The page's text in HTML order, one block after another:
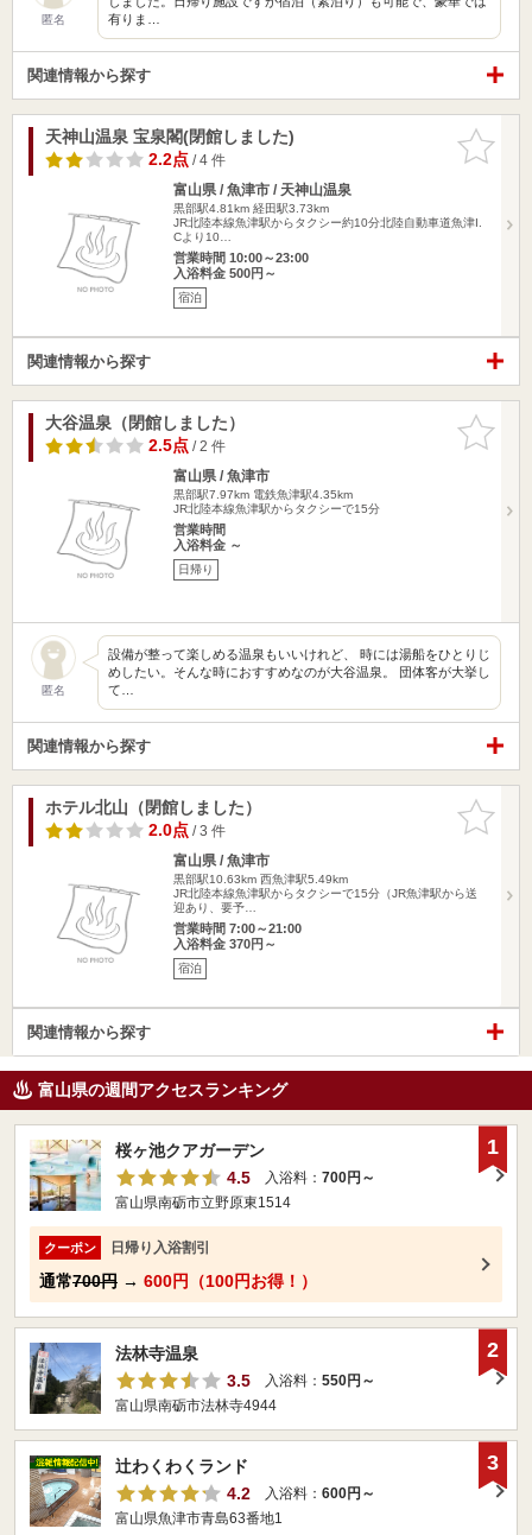
匿名
有りま…
関連情報から探す
お気に入
りに追加
天神山温泉 宝泉閣(閉館しました)
2.2点/ 4 件
富山県 / 魚津市 / 天神山温泉
黒部駅4.81km 経田駅3.73km
JR北陸本線魚津駅からタクシー約10分北陸自動車道魚津I.
Cより10…
営業時間 10:00～23:00
入浴料金 500円～
宿泊
関連情報から探す
お気に入
りに追加
大谷温泉（閉館しました）
2.5点/ 2 件
富山県 / 魚津市
黒部駅7.97km 電鉄魚津駅4.35km
JR北陸本線魚津駅からタクシーで15分
営業時間
入浴料金 ～
日帰り
匿名
設備が整って楽しめる温泉もいいけれど、 時には湯船をひとりじ
めしたい。そんな時におすすめなのが大谷温泉。 団体客が大挙し
て…
関連情報から探す
お気に入
りに追加
ホテル北山（閉館しました）
2.0点/ 3 件
富山県 / 魚津市
黒部駅10.63km 西魚津駅5.49km
JR北陸本線魚津駅からタクシーで15分（JR魚津駅から送
迎あり、要予…
営業時間 7:00～21:00
入浴料金 370円～
宿泊
関連情報から探す
富山県の週間アクセスランキング
桜ヶ池クアガーデン
4.5
入浴料： 700円～
富山県南砺市立野原東1514
クーポン 日帰り入浴割引
通常700円 → 600円（100円お得！）
1
法林寺温泉
3.5
入浴料： 550円～
富山県南砺市法林寺4944
2
辻わくわくランド
4.2
入浴料： 600円～
富山県魚津市青島63番地1
3